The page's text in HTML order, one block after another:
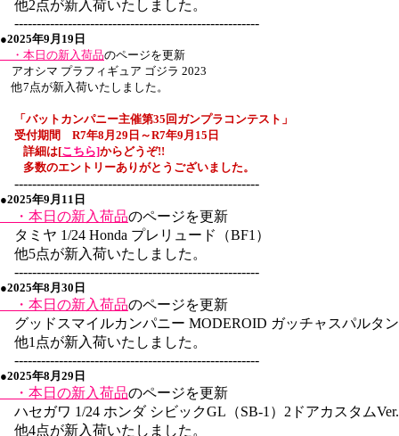
他2点が新入荷いたしました。
-------------------------------------------------------
●2025年9月19日
・本日の新入荷品のページを更新
アオシマ プラフィギュア ゴジラ 2023
他7点が新入荷いたしました。
「バットカンパニー主催第35回 ガンプラコンテスト」
受付期間 R7年8月29日～R7年9月15日
詳細は[こちら]からどうぞ!!
多数のエントリーありがとうございました。
-------------------------------------------------------
●2025年9月11日
・本日の新入荷品のページを更新
タミヤ 1/24 Honda プレリュード（BF1）
他5点が新入荷いたしました。
-------------------------------------------------------
●2025年8月30日
・本日の新入荷品のページを更新
グッドスマイルカンパニー MODEROID ガッチャスパルタン
他1点が新入荷いたしました。
-------------------------------------------------------
●2025年8月29日
・本日の新入荷品のページを更新
ハセガワ 1/24 ホンダ シビックGL（SB-1）2ドアカスタムVer.
他4点が新入荷いたしました。